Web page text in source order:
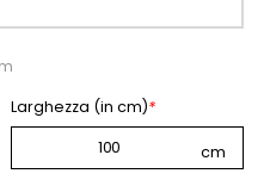
Larghezza (in cm)*